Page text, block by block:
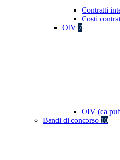
Contratti
Costi
OIV 7
OIV (da
Bandi di concorso 10